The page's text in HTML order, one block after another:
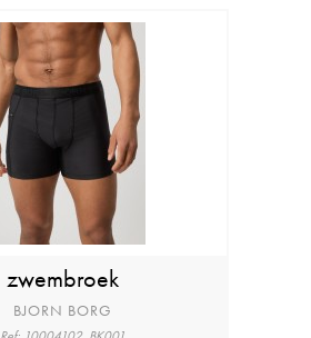
zwembroek
BJORN BORG